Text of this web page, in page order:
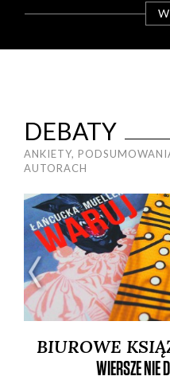
DEBATY
ANKIETY,
AUTORACH
BIUROWE
WIERSZE NIE